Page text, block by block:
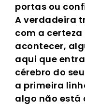
portas ou
A verdadeira
com a
acontecer,
aqui que
cérebro do
a primeira
algo não está